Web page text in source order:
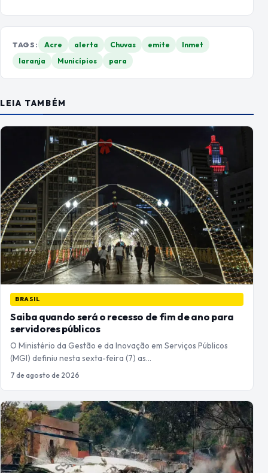
TAGS: Acre alerta Chuvas emite
Inmet
laranja
Municípios para
LEIA TAMBÉM
BRASIL
Saiba quando será o recesso de fim de ano para
servidores públicos
O Ministério da Gestão e da Inovação em Serviços Públicos
(MGI) definiu nesta sexta-feira (7) as…
7 de agosto de 2026